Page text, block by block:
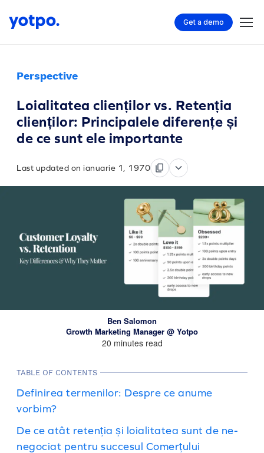
Get a demo
Perspective
Loialitatea clienților vs. Retenția
clienților: Principalele diferențe și
de ce sunt ele importante
Last updated on ianuarie 1, 1970
Ben Salomon
Growth Marketing Manager @ Yotpo
20 minutes read
TABLE OF CONTENTS
Definirea termenilor: Despre ce anume
vorbim?
De ce atât retenția și loialitatea sunt de ne-
negociat pentru succesul Comerțului